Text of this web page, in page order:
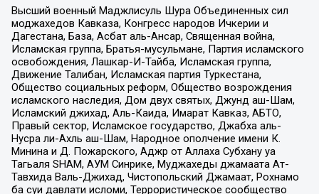
Высший военный Маджлисуль Шура Объединенных сил
моджахедов Кавказа, Конгресс народов Ичкерии и
Дагестана, База, Асбат аль-Ансар, Священная война,
Исламская группа, Братья-мусульмане, Партия исламского
освобождения, Лашкар-И-Тайба, Исламская группа,
Движение Талибан, Исламская партия Туркестана,
Общество социальных реформ, Общество возрождения
исламского наследия, Дом двух святых, Джунд аш-Шам,
Исламский джихад, Аль-Каида, Имарат Кавказ, АБТО,
Правый сектор, Исламское государство, Джабха аль-
Нусра ли-Ахль аш-Шам, Народное ополчение имени К.
Минина и Д. Пожарского, Аджр от Аллаха Субхану уа
Тагьаля SHAM, АУМ Синрике, Муджахеды джамаата Ат-
Тавхида Валь-Джихад, Чистопольский Джамаат, Рохнамо
ба суи давлати исломи, Террористическое сообщество